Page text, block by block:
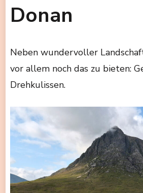
Donan
Neben wundervoller
vor allem noch das zu bieten:
Drehkulissen.